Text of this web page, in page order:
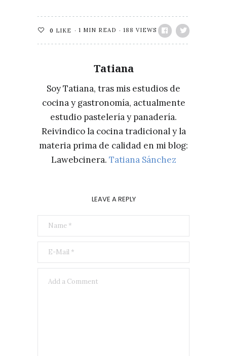
0 LIKE 1 MIN READ 188 VIEWS
Tatiana
Soy Tatiana, tras mis estudios de
cocina y gastronomía, actualmente
estudio pastelería y panadería.
Reivindico la cocina tradicional y la
materia prima de calidad en mi blog:
Lawebcinera. Tatiana Sánchez
LEAVE A REPLY